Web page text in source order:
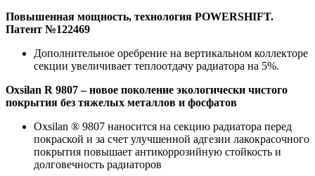
Повышенная мощность, технология POWERSHIFT.
Патент №122469
Дополнительное оребрение на вертикальном коллекторе
секции увеличивает теплоотдачу радиатора на 5%.
Oxsilan R 9807 – новое поколение экологически чистого
покрытия без тяжелых металлов и фосфатов
Oxsilan ® 9807 наносится на секцию радиатора перед
покраской и за счет улучшенной адгезии лакокрасочного
покрытия повышает антикоррозийную стойкость и
долговечность радиаторов